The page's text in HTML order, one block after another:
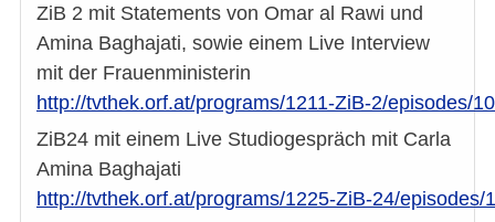
ZiB 2 mit Statements von Omar al Rawi und
Amina Baghajati, sowie einem Live Interview
mit der Frauenministerin
http://tvthek.orf.at/programs/1211-ZiB-2/episodes/
ZiB24 mit einem Live Studiogespräch mit Carla
Amina Baghajati
http://tvthek.orf.at/programs/1225-ZiB-24/episodes/